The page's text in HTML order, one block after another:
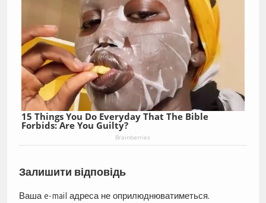
15 Things You Do Everyday That The Bible
Forbids: Are You Guilty?
Brainberries
Залишити відповідь
Ваша e-mail адреса не оприлюднюватиметься.